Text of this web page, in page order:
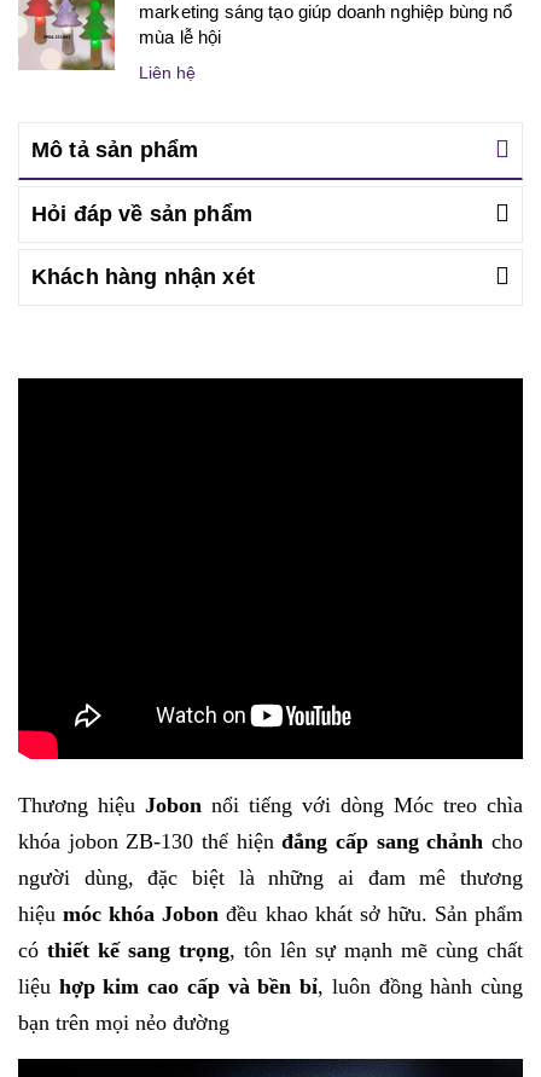
marketing sáng tạo giúp doanh nghiệp bùng nổ
mùa lễ hội
Liên hệ
Mô tả sản phẩm
Hỏi đáp về sản phẩm
Khách hàng nhận xét
Thương hiệu Jobon nổi tiếng với dòng Móc treo chìa
khóa jobon ZB-130 thể hiệnđẳng cấp sang chảnh cho
người dùng, đặc biệt là những ai đam mê thương
hiệumóc khóa Jobon đều khao khát sở hữu. Sản phẩm
có thiết kế sang trọng, tôn lên sự mạnh mẽ cùng chất
liệu hợp kim cao cấp và bền bỉ, luôn đồng hành cùng
bạn trên mọi nẻo đường